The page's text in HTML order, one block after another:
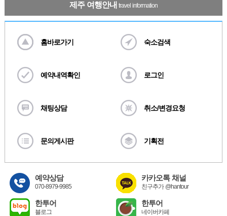
제주 여행안내 travel information
홈바로가기 숙소검색
예약내역확인 로그인
채팅상담 취소/변경요청
문의게시판 기획전
예약상담
070-8979-9985
카카오톡 채널
친구추가 @hantour
한투어
블로그
한투어
네이버카페